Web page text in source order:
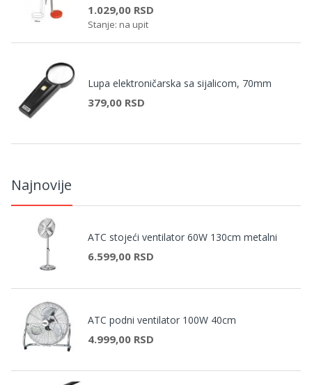
1.029,00 RSD
Stanje: na upit
Lupa elektroničarska sa sijalicom, 70mm
379,00 RSD
Najnovije
ATC stojeći ventilator 60W 130cm metalni
6.599,00 RSD
ATC podni ventilator 100W 40cm
4.999,00 RSD